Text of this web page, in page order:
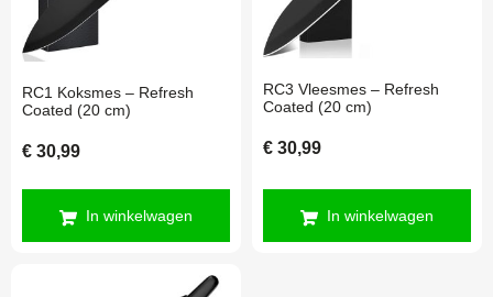
RC1 Koksmes – Refresh
Coated (20 cm)
€ 30,99
In winkelwagen
RC3 Vleesmes – Refresh
Coated (20 cm)
€ 30,99
In winkelwagen